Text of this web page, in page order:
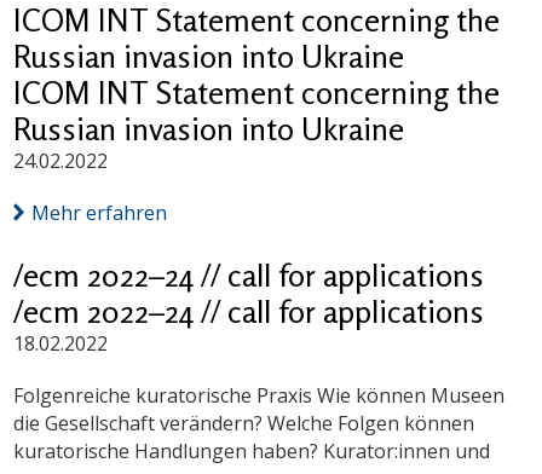
ICOM INT Statement concerning the
Russian invasion into Ukraine
ICOM INT Statement concerning the
Russian invasion into Ukraine
24.02.2022
Mehr erfahren
/ecm 2022–24 // call for applications
/ecm 2022–24 // call for applications
18.02.2022
Folgenreiche kuratorische Praxis Wie können Museen
die Gesellschaft verändern? Welche Folgen können
kuratorische Handlungen haben? Kurator:innen und